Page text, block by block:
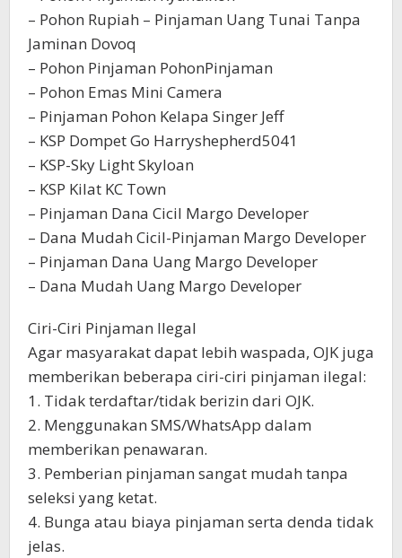
– Pohon Rupiah – Pinjaman Uang Tunai Tanpa
Jaminan Dovoq
– Pohon Pinjaman PohonPinjaman
– Pohon Emas Mini Camera
– Pinjaman Pohon Kelapa Singer Jeff
– KSP Dompet Go Harryshepherd5041
– KSP-Sky Light Skyloan
– KSP Kilat KC Town
– Pinjaman Dana Cicil Margo Developer
– Dana Mudah Cicil-Pinjaman Margo Developer
– Pinjaman Dana Uang Margo Developer
– Dana Mudah Uang Margo Developer
Ciri-Ciri Pinjaman Ilegal
Agar masyarakat dapat lebih waspada, OJK juga
memberikan beberapa ciri-ciri pinjaman ilegal:
1. Tidak terdaftar/tidak berizin dari OJK.
2. Menggunakan SMS/WhatsApp dalam
memberikan penawaran.
3. Pemberian pinjaman sangat mudah tanpa
seleksi yang ketat.
4. Bunga atau biaya pinjaman serta denda tidak
jelas.